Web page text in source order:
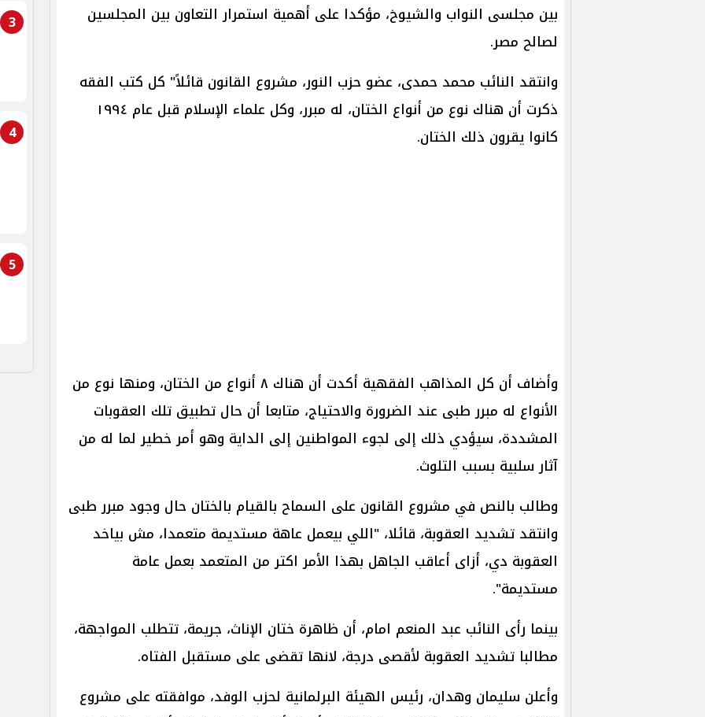
بين مجلسى النواب والشيوخ، مؤكدا على أهمية استمرار التعاون بين المجلسين
لصالح مصر.
وانتقد النائب محمد حمدى، عضو حزب النور، مشروع القانون قائلاً" كل كتب الفقه
ذكرت أن هناك نوع من أنواع الختان، له مبرر، وكل علماء الإسلام قبل عام ١٩٩٤
كانوا يقرون ذلك الختان.
وأضاف أن كل المذاهب الفقهية أكدت أن هناك ٨ أنواع من الختان، ومنها نوع من
الأنواع له مبرر طبى عند الضرورة والاحتياج، متابعا أن حال تطبيق تلك العقوبات
المشددة، سيؤدي ذلك إلى لجوء المواطنين إلى الداية وهو أمر خطير لما له من
آثار سلبية بسبب التلوث.
وطالب بالنص في مشروع القانون على السماح بالقيام بالختان حال وجود مبرر طبى
وانتقد تشديد العقوبة، قائلا، "اللي بيعمل عاهة مستديمة متعمدا، مش بياخد
العقوبة دي، أزاى أعاقب الجاهل بهذا الأمر اكتر من المتعمد بعمل عامة
مستديمة".
بينما رأى النائب عبد المنعم امام، أن ظاهرة ختان الإناث، جريمة، تتطلب المواجهة،
مطالبا تشديد العقوبة لأقصى درجة، لانها تقضى على مستقبل الفتاه.
وأعلن سليمان وهدان، رئيس الهيئة البرلمانية لحزب الوفد، موافقته على مشروع
3
4
5